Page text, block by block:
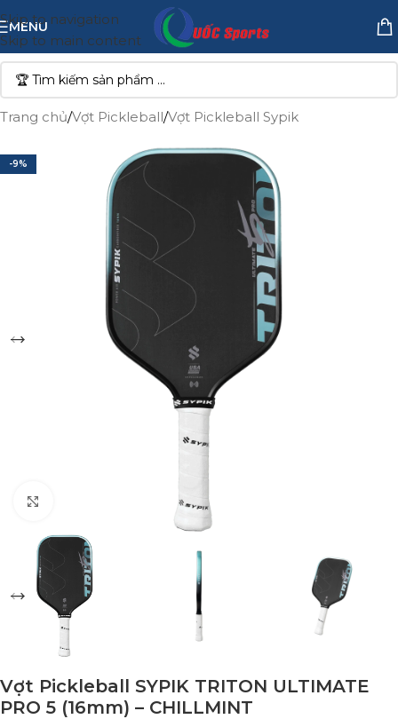
Skip to navigation
Skip to main content
MENU
Trang chủ/Vợt Pickleball/Vợt Pickleball Sypik
-9%
Vợt Pickleball SYPIK TRITON ULTIMATE
PRO 5 (16mm) – CHILLMINT